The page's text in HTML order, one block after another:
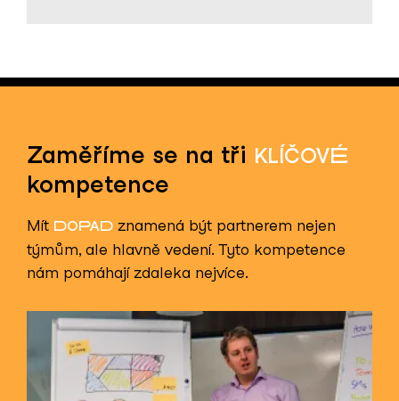
Zaměříme se na tři KLÍČOVÉ
kompetence
Mít DOPAD znamená být partnerem nejen
týmům, ale hlavně vedení. Tyto kompetence
nám pomáhají zdaleka nejvíce.